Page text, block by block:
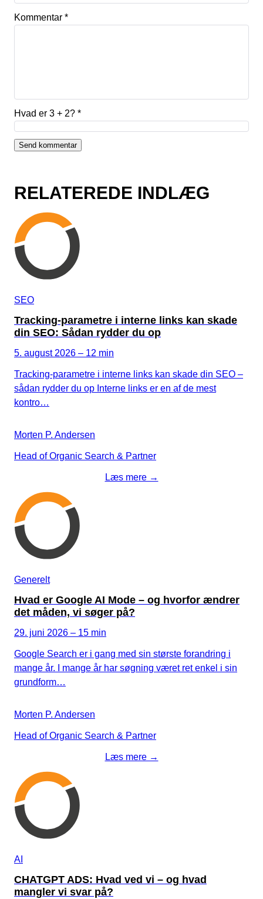
Kommentar *
Hvad er 3 + 2? *
RELATEREDE INDLÆG
SEO
Tracking-parametre i interne links kan skade
din SEO: Sådan rydder du op
5. august 2026 – 12 min
Tracking-parametre i interne links kan skade din SEO –
sådan rydder du op Interne links er en af de mest
kontro…
Morten P. Andersen
Head of Organic Search & Partner
Læs mere →
Generelt
Hvad er Google AI Mode – og hvorfor ændrer
det måden, vi søger på?
29. juni 2026 – 15 min
Google Search er i gang med sin største forandring i
mange år. I mange år har søgning været ret enkel i sin
grundform…
Morten P. Andersen
Head of Organic Search & Partner
Læs mere →
AI
CHATGPT ADS: Hvad ved vi – og hvad
mangler vi svar på?